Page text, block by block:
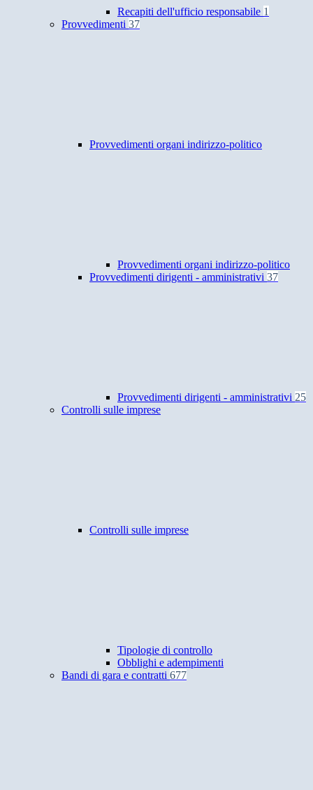
Recapiti dell'ufficio responsabile 1
Provvedimenti 37
Provvedimenti organi indirizzo-politico
Provvedimenti organi indirizzo-politico
Provvedimenti dirigenti - amministrativi 37
Provvedimenti dirigenti - amministrativi 25
Controlli sulle imprese
Controlli sulle imprese
Tipologie di controllo
Obblighi e adempimenti
Bandi di gara e contratti 677